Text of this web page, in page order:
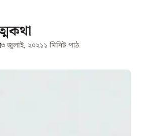
৩ জুলাই, ২০২১১ মিনিট পাঠ